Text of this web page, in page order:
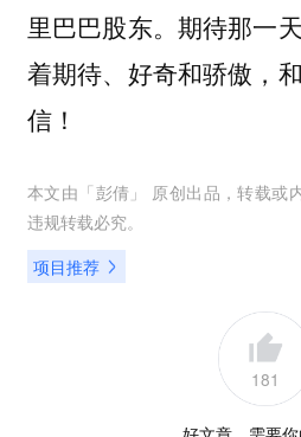
里巴巴股东。期待那一
着期待、好奇和骄傲，
信！
本文由「彭倩 」 原创出品，转载或
违规转载必究。
项目推荐
181